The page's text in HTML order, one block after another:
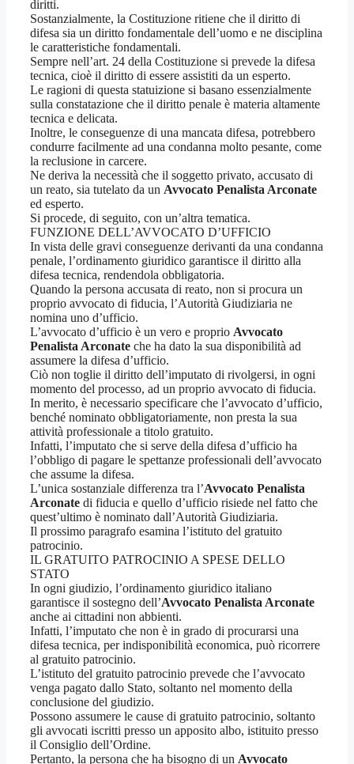
diritti.
Sostanzialmente, la Costituzione ritiene che il diritto di
difesa sia un diritto fondamentale dell’uomo e ne disciplina
le caratteristiche fondamentali.
Sempre nell’art. 24 della Costituzione si prevede la difesa
tecnica, cioè il diritto di essere assistiti da un esperto.
Le ragioni di questa statuizione si basano essenzialmente
sulla constatazione che il diritto penale è materia altamente
tecnica e delicata.
Inoltre, le conseguenze di una mancata difesa, potrebbero
condurre facilmente ad una condanna molto pesante, come
la reclusione in carcere.
Ne deriva la necessità che il soggetto privato, accusato di
un reato, sia tutelato da un Avvocato Penalista Arconate
ed esperto.
Si procede, di seguito, con un’altra tematica.
FUNZIONE DELL’AVVOCATO D’UFFICIO
In vista delle gravi conseguenze derivanti da una condanna
penale, l’ordinamento giuridico garantisce il diritto alla
difesa tecnica, rendendola obbligatoria.
Quando la persona accusata di reato, non si procura un
proprio avvocato di fiducia, l’Autorità Giudiziaria ne
nomina uno d’ufficio.
L’avvocato d’ufficio è un vero e proprio Avvocato
Penalista Arconate che ha dato la sua disponibilità ad
assumere la difesa d’ufficio.
Ciò non toglie il diritto dell’imputato di rivolgersi, in ogni
momento del processo, ad un proprio avvocato di fiducia.
In merito, è necessario specificare che l’avvocato d’ufficio,
benché nominato obbligatoriamente, non presta la sua
attività professionale a titolo gratuito.
Infatti, l’imputato che si serve della difesa d’ufficio ha
l’obbligo di pagare le spettanze professionali dell’avvocato
che assume la difesa.
L’unica sostanziale differenza tra l’Avvocato Penalista
Arconate di fiducia e quello d’ufficio risiede nel fatto che
quest’ultimo è nominato dall’Autorità Giudiziaria.
Il prossimo paragrafo esamina l’istituto del gratuito
patrocinio.
IL GRATUITO PATROCINIO A SPESE DELLO
STATO
In ogni giudizio, l’ordinamento giuridico italiano
garantisce il sostegno dell’Avvocato Penalista Arconate
anche ai cittadini non abbienti.
Infatti, l’imputato che non è in grado di procurarsi una
difesa tecnica, per indisponibilità economica, può ricorrere
al gratuito patrocinio.
L’istituto del gratuito patrocinio prevede che l’avvocato
venga pagato dallo Stato, soltanto nel momento della
conclusione del giudizio.
Possono assumere le cause di gratuito patrocinio, soltanto
gli avvocati iscritti presso un apposito albo, istituito presso
il Consiglio dell’Ordine.
Pertanto, la persona che ha bisogno di un Avvocato